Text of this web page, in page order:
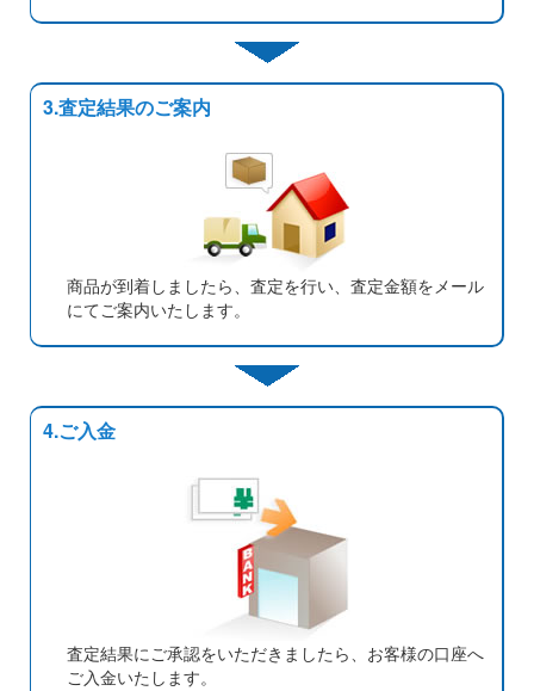
3.査定結果のご案内
商品が到着しましたら、査定を行い、査定金額をメール
にてご案内いたします。
4.ご入金
査定結果にご承認をいただきましたら、お客様の口座へ
ご入金いたします。